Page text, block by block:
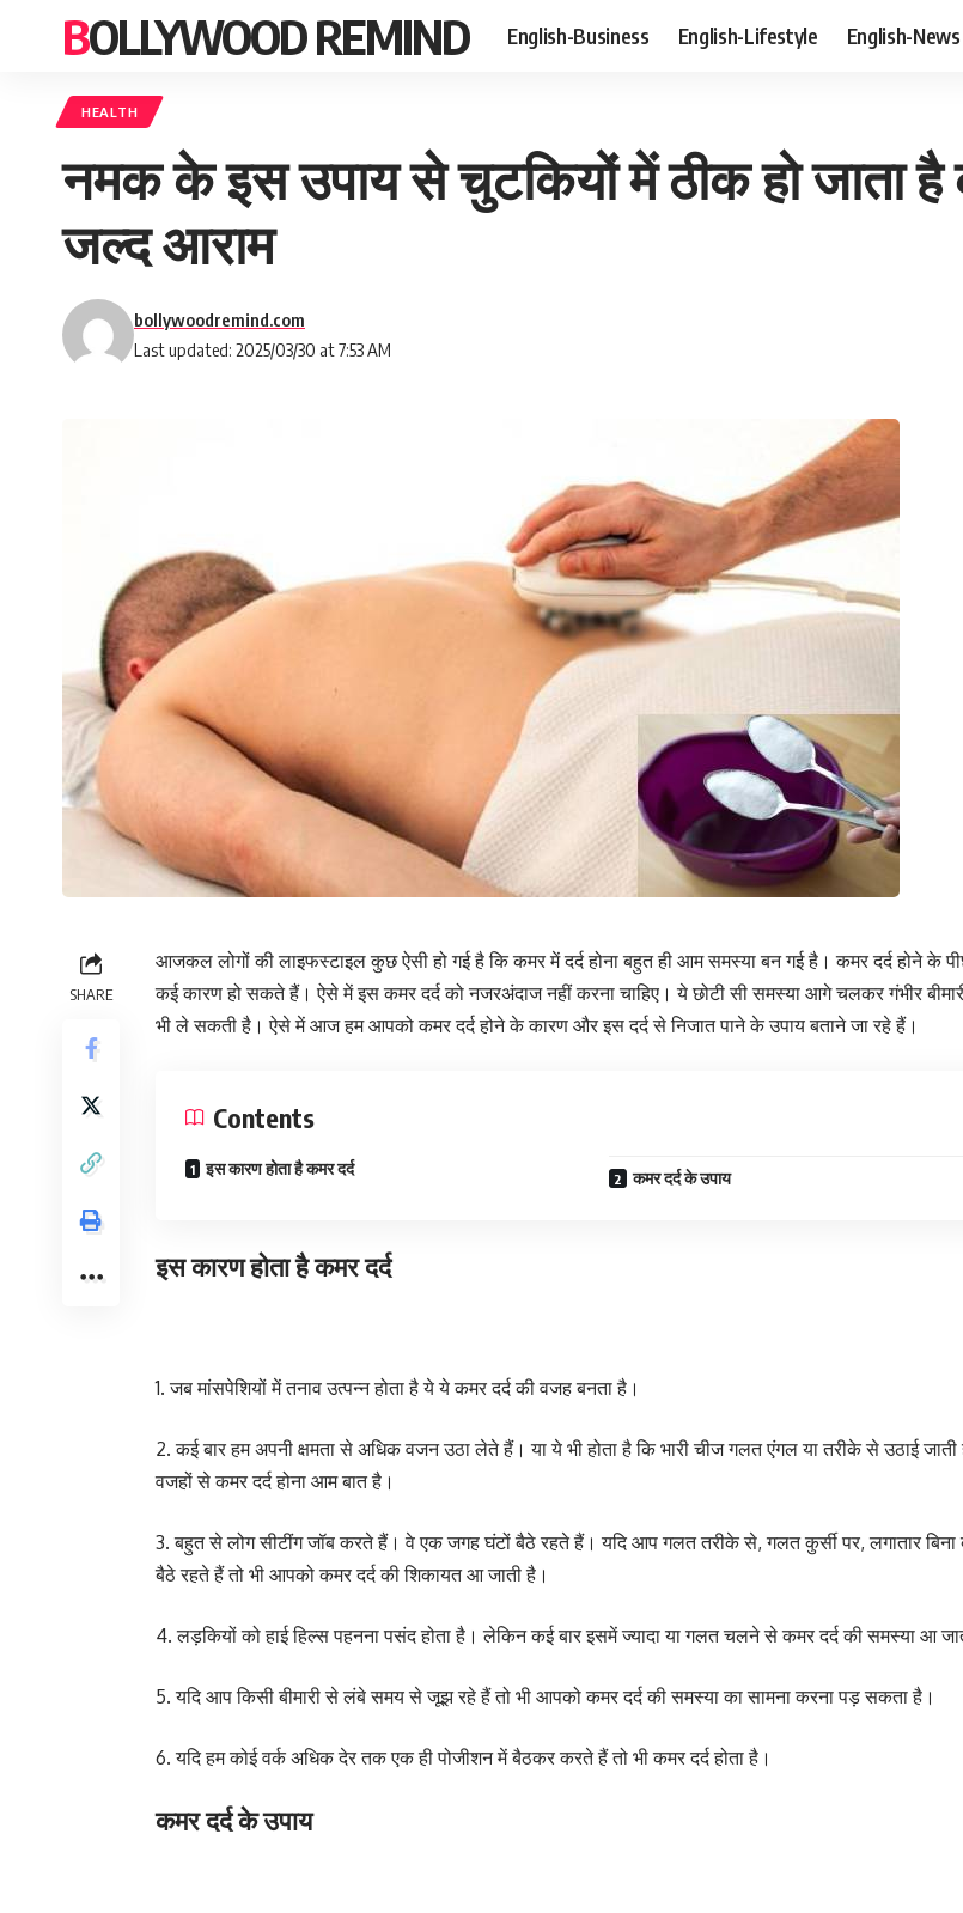
BOLLYWOOD REMIND English-Business English-Lifestyle English-News
HEALTH
नमक के इस उपाय से चुटकियों में ठीक हो जाता है
जल्द आराम
Last updated: 2025/03/30 at 7:53 AM
bollywoodremind.com
SHARE
आजकल लोगों की लाइफस्टाइल कुछ ऐसी हो गई है कि कमर में दर्द होना बहुत ही आम समस्या बन गई है। कमर दर्द होने के
कई कारण हो सकते हैं। ऐसे में इस कमर दर्द को नजरअंदाज नहीं करना चाहिए। ये छोटी सी समस्या आगे चलकर गंभीर
भी ले सकती है। ऐसे में आज हम आपको कमर दर्द होने के कारण और इस दर्द से निजात पाने के उपाय बताने जा रहे हैं।
Contents
इस कारण होता है कमर दर्द कमर दर्द के उपाय
इस कारण होता है कमर दर्द
1. जब मांसपेशियों में तनाव उत्पन्न होता है ये ये कमर दर्द की वजह बनता है।
2. कई बार हम अपनी क्षमता से अधिक वजन उठा लेते हैं। या ये भी होता है कि भारी चीज गलत एंगल या तरीके से उठाई
वजहों से कमर दर्द होना आम बात है।
3. बहुत से लोग सीटींग जॉब करते हैं। वे एक जगह घंटों बैठे रहते हैं। यदि आप गलत तरीके से, गलत कुर्सी पर, लगातार
बैठे रहते हैं तो भी आपको कमर दर्द की शिकायत आ जाती है।
4. लड़कियों को हाई हिल्स पहनना पसंद होता है। लेकिन कई बार इसमें ज्यादा या गलत चलने से कमर दर्द की समस्या आ
5. यदि आप किसी बीमारी से लंबे समय से जूझ रहे हैं तो भी आपको कमर दर्द की समस्या का सामना करना पड़ सकता है।
6. यदि हम कोई वर्क अधिक देर तक एक ही पोजीशन में बैठकर करते हैं तो भी कमर दर्द होता है।
कमर दर्द के उपाय